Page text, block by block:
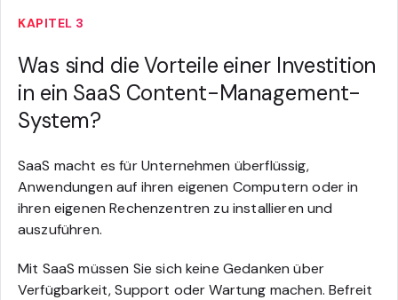
KAPITEL 3
Was sind die Vorteile einer Investition
in ein SaaS Content-Management-
System?
SaaS macht es für Unternehmen überflüssig,
Anwendungen auf ihren eigenen Computern oder in
ihren eigenen Rechenzentren zu installieren und
auszuführen.
Mit SaaS müssen Sie sich keine Gedanken über
Verfügbarkeit, Support oder Wartung machen. Befreit